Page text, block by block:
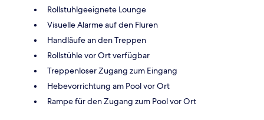
Rollstuhlgeeignete Lounge
Visuelle Alarme auf den Fluren
Handläufe an den Treppen
Rollstühle vor Ort verfügbar
Treppenloser Zugang zum Eingang
Hebevorrichtung am Pool vor Ort
Rampe für den Zugang zum Pool vor Ort